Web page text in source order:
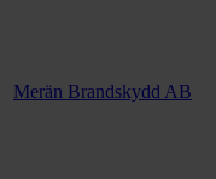
Merän Brandskydd AB